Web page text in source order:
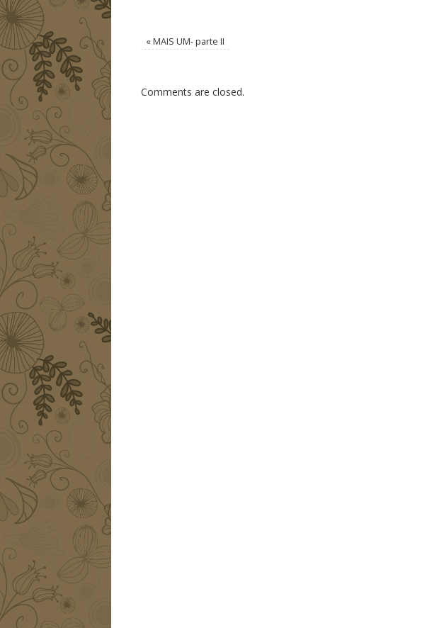
« MAIS UM- parte II
Comments are closed.